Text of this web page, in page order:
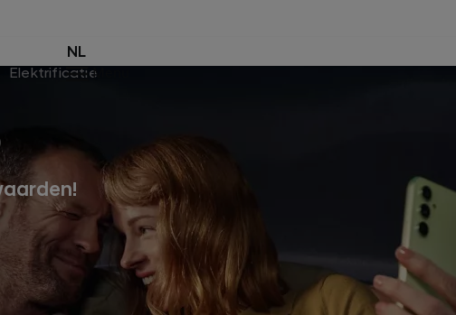
Elektrificatie
NL
Menu